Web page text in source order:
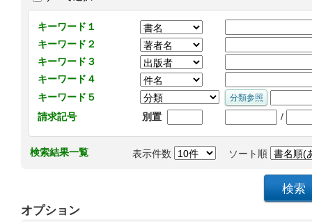
キーワード１
キーワード２
キーワード３
キーワード４
キーワード５
請求記号
別置 /
検索結果一覧 表示件数 ソート順
オプション